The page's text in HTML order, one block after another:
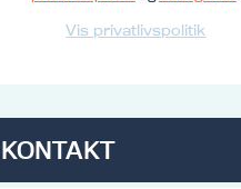
Vis privatlivspolitik
KONTAKT